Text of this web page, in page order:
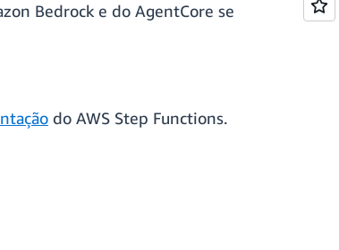
Bedrock e do AgentCore se
do AWS Step Functions.